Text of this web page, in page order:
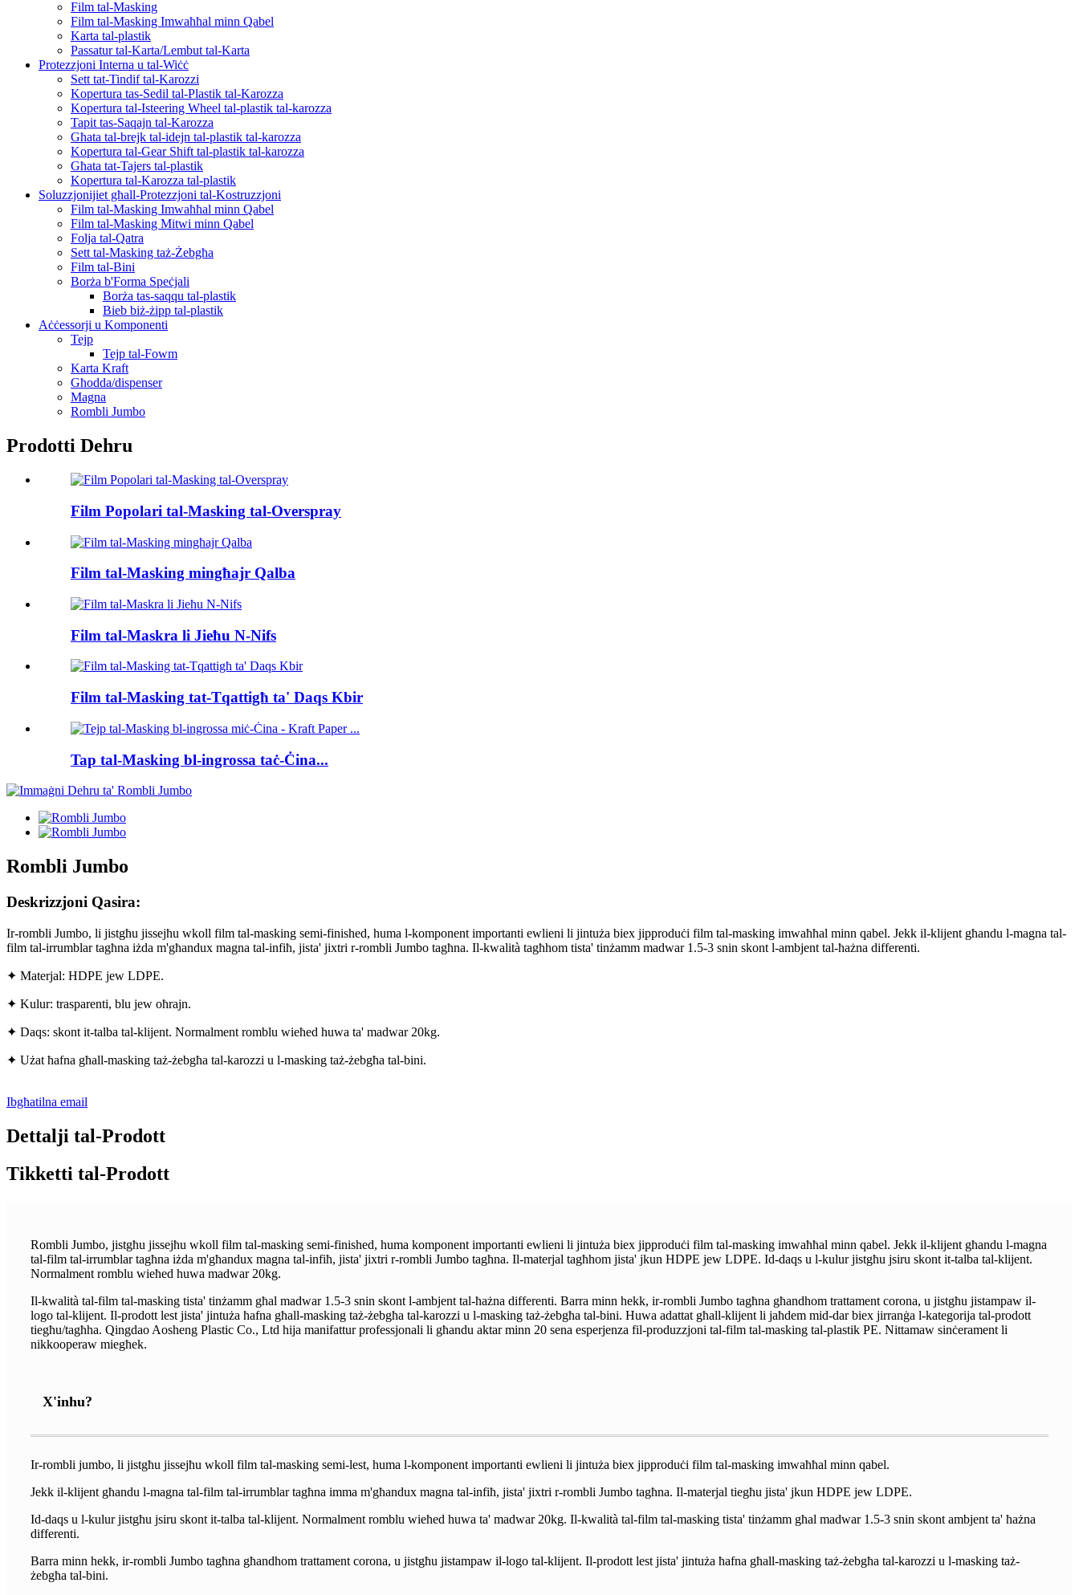
Film tal-Masking
Film tal-Masking Imwaħħal minn Qabel
Karta tal-plastik
Passatur tal-Karta/Lembut tal-Karta
Protezzjoni Interna u tal-Wiċċ
Sett tat-Tindif tal-Karozzi
Kopertura tas-Sedil tal-Plastik tal-Karozza
Kopertura tal-Isteering Wheel tal-plastik tal-karozza
Tapit tas-Saqajn tal-Karozza
Għata tal-brejk tal-idejn tal-plastik tal-karozza
Kopertura tal-Gear Shift tal-plastik tal-karozza
Għata tat-Tajers tal-plastik
Kopertura tal-Karozza tal-plastik
Soluzzjonijiet għall-Protezzjoni tal-Kostruzzjoni
Film tal-Masking Imwaħħal minn Qabel
Film tal-Masking Mitwi minn Qabel
Folja tal-Qatra
Sett tal-Masking taż-Żebgħa
Film tal-Bini
Borża b'Forma Speċjali
Borża tas-saqqu tal-plastik
Bieb biż-żipp tal-plastik
Aċċessorji u Komponenti
Tejp
Tejp tal-Fowm
Karta Kraft
Għodda/dispenser
Magna
Rombli Jumbo
Prodotti Dehru
Film Popolari tal-Masking tal-Overspray
Film tal-Masking mingħajr Qalba
Film tal-Maskra li Jieħu N-Nifs
Film tal-Masking tat-Tqattigħ ta' Daqs Kbir
Tap tal-Masking bl-ingrossa taċ-Ċina...
Rombli Jumbo
Deskrizzjoni Qasira:
Ir-rombli Jumbo, li jistgħu jissejħu wkoll film tal-masking semi-finished, huma l-komponent importanti ewlieni li jintuża biex jipproduċi film tal-masking imwaħħal minn qabel. Jekk il-klijent għandu l-magna tal-
film tal-irrumblar tagħna iżda m'għandux magna tal-infiħ, jista' jixtri r-rombli Jumbo tagħna. Il-kwalità tagħhom tista' tinżamm madwar 1.5-3 snin skont l-ambjent tal-ħażna differenti.
✦ Materjal: HDPE jew LDPE.
✦ Kulur: trasparenti, blu jew oħrajn.
✦ Daqs: skont it-talba tal-klijent. Normalment romblu wieħed huwa ta' madwar 20kg.
✦ Użat ħafna għall-masking taż-żebgħa tal-karozzi u l-masking taż-żebgħa tal-bini.
Ibgħatilna email
Dettalji tal-Prodott
Tikketti tal-Prodott
Rombli Jumbo, jistgħu jissejħu wkoll film tal-masking semi-finished, huma komponent importanti ewlieni li jintuża biex jipproduċi film tal-masking imwaħħal minn qabel. Jekk il-klijent għandu l-magna
tal-film tal-irrumblar tagħna iżda m'għandux magna tal-infiħ, jista' jixtri r-rombli Jumbo tagħna. Il-materjal tagħhom jista' jkun HDPE jew LDPE. Id-daqs u l-kulur jistgħu jsiru skont it-talba tal-klijent.
Normalment romblu wieħed huwa madwar 20kg.
Il-kwalità tal-film tal-masking tista' tinżamm għal madwar 1.5-3 snin skont l-ambjent tal-ħażna differenti. Barra minn hekk, ir-rombli Jumbo tagħna għandhom trattament corona, u jistgħu jistampaw il-
logo tal-klijent. Il-prodott lest jista' jintuża ħafna għall-masking taż-żebgħa tal-karozzi u l-masking taż-żebgħa tal-bini. Huwa adattat għall-klijent li jaħdem mid-dar biex jirranġa l-kategorija tal-prodott
tiegħu/tagħha. Qingdao Aosheng Plastic Co., Ltd hija manifattur professjonali li għandu aktar minn 20 sena esperjenza fil-produzzjoni tal-film tal-masking tal-plastik PE. Nittamaw sinċerament li
nikkooperaw miegħek.
X'inhu?
Ir-rombli jumbo, li jistgħu jissejħu wkoll film tal-masking semi-lest, huma l-komponent importanti ewlieni li jintuża biex jipproduċi film tal-masking imwaħħal minn qabel.
Jekk il-klijent għandu l-magna tal-film tal-irrumblar tagħna imma m'għandux magna tal-infiħ, jista' jixtri r-rombli Jumbo tagħna. Il-materjal tiegħu jista' jkun HDPE jew LDPE.
Id-daqs u l-kulur jistgħu jsiru skont it-talba tal-klijent. Normalment romblu wieħed huwa ta' madwar 20kg. Il-kwalità tal-film tal-masking tista' tinżamm għal madwar 1.5-3 snin skont ambjent ta' ħażna
differenti.
Barra minn hekk, ir-rombli Jumbo tagħna għandhom trattament corona, u jistgħu jistampaw il-logo tal-klijent. Il-prodott lest jista' jintuża ħafna għall-masking taż-żebgħa tal-karozzi u l-masking taż-
żebgħa tal-bini.